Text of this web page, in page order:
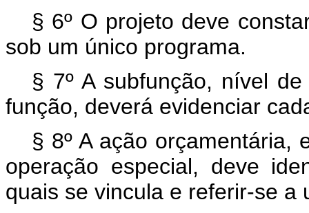
§ 6º O projeto deve
sob um único programa.
§ 7º A subfunção, nível
função, deverá evidenciar
§ 8º A ação orçamentária,
operação especial, deve
quais se vincula e referir-se a